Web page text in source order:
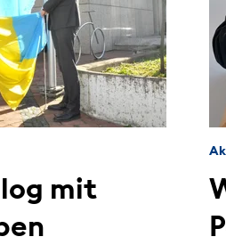
mit